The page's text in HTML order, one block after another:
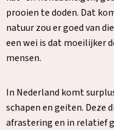
prooien te doden. Dat
natuur zou er goed van
een wei is dat moeilijker
mensen.
In Nederland komt
schapen en geiten. Deze
afrastering en in relatief